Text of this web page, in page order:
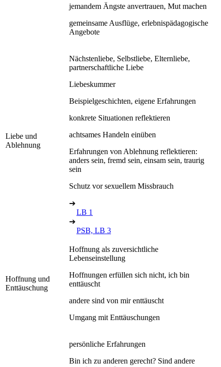
jemandem Ängste anvertrauen, Mut machen
gemeinsame Ausflüge, erlebnispädagogische
Angebote
Liebe und
Ablehnung
Nächstenliebe, Selbstliebe, Elternliebe,
partnerschaftliche Liebe
Liebeskummer
Beispielgeschichten, eigene Erfahrungen
konkrete Situationen reflektieren
achtsames Handeln einüben
Erfahrungen von Ablehnung reflektieren:
anders sein, fremd sein, einsam sein, traurig
sein
Schutz vor sexuellem Missbrauch
➔
LB 1
➔
PSB, LB 3
Hoffnung und
Enttäuschung
Hoffnung als zuversichtliche
Lebenseinstellung
Hoffnungen erfüllen sich nicht, ich bin
enttäuscht
andere sind von mir enttäuscht
Umgang mit Enttäuschungen
persönliche Erfahrungen
Bin ich zu anderen gerecht? Sind andere